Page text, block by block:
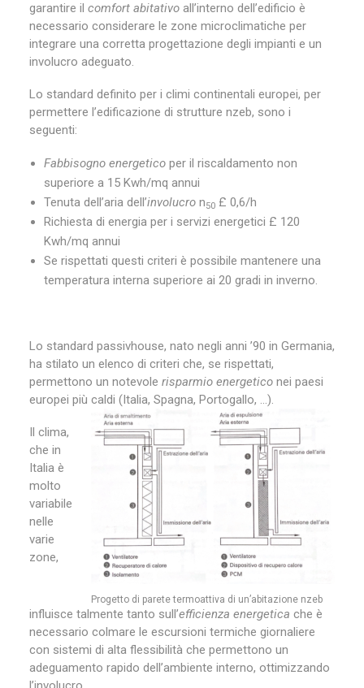
garantire il comfort abitativo all’interno dell’edificio è
necessario considerare le zone microclimatiche per
integrare una corretta progettazione degli impianti e un
involucro adeguato.
Lo standard definito per i climi continentali europei, per
permettere l’edificazione di strutture nzeb, sono i
seguenti:
Fabbisogno energetico per il riscaldamento non
superiore a 15 Kwh/mq annui
Tenuta dell’aria dell’involucro n50 £ 0,6/h
Richiesta di energia per i servizi energetici £ 120
Kwh/mq annui
Se rispettati questi criteri è possibile mantenere una
temperatura interna superiore ai 20 gradi in inverno.
Lo standard passivhouse, nato negli anni ’90 in Germania,
ha stilato un elenco di criteri che, se rispettati,
permettono un notevole risparmio energetico nei paesi
europei più caldi (Italia, Spagna, Portogallo, …).
Progetto di parete termoattiva di un’abitazione nzeb
Il clima,
che in
Italia è
molto
variabile
nelle
varie
zone,
influisce talmente tanto sull’efficienza energetica che è
necessario colmare le escursioni termiche giornaliere
con sistemi di alta flessibilità che permettono un
adeguamento rapido dell’ambiente interno, ottimizzando